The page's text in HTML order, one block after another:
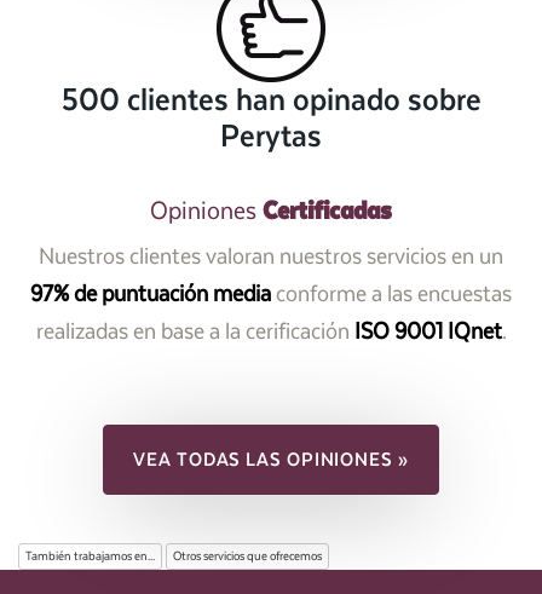
500 clientes han opinado sobre
Perytas
Opiniones Certificadas
Nuestros clientes valoran nuestros servicios en un
97% de puntuación mediaconforme a las encuestas
realizadas en base a la cerificación ISO 9001 IQnet.
VEA TODAS LAS OPINIONES »
También trabajamos en... Otros servicios que ofrecemos